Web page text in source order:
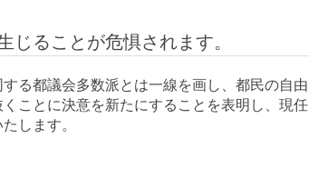
ることが危惧されます。
る都議会多数派とは一線を画し、都民の自由
ことに決意を新たにすることを表明し、現任
します。